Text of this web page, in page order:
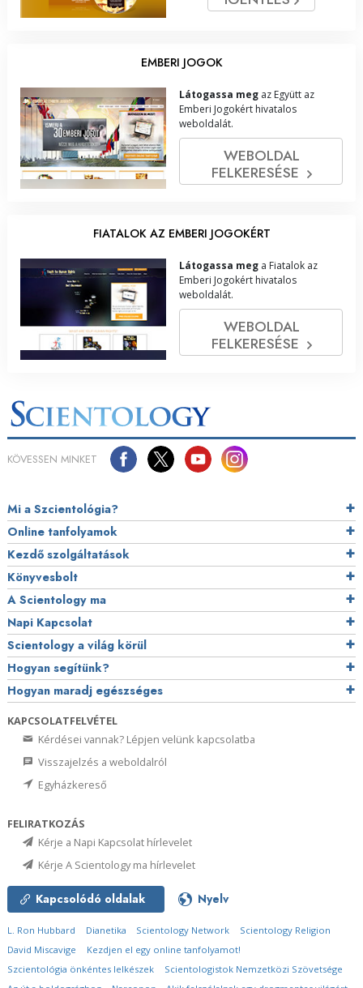
EMBERI JOGOK
Látogassa meg az Együtt az
Emberi Jogokért hivatalos
weboldalát.
WEBOLDAL
FELKERESÉSE
FIATALOK AZ EMBERI JOGOKÉRT
Látogassa meg a Fiatalok az
Emberi Jogokért hivatalos
weboldalát.
WEBOLDAL
FELKERESÉSE
KÖVESSEN MINKET
Mi a Szcientológia?
Online tanfolyamok
Kezdő szolgáltatások
Könyvesbolt
A Scientology ma
Napi Kapcsolat
Scientology a világ körül
Hogyan segítünk?
Hogyan maradj egészséges
KAPCSOLATFELVÉTEL
Kérdései vannak? Lépjen velünk kapcsolatba
Visszajelzés a weboldalról
Egyházkereső
FELIRATKOZÁS
Kérje a Napi Kapcsolat hírlevelet
Kérje A Scientology ma hírlevelet
Kapcsolódó oldalak Nyelv
L. Ron Hubbard Dianetika Scientology Network
Scientology Religion
David Miscavige
Kezdjen el egy online tanfolyamot!
Szcientológia önkéntes lelkészek
Scientologistok Nemzetközi Szövetsége